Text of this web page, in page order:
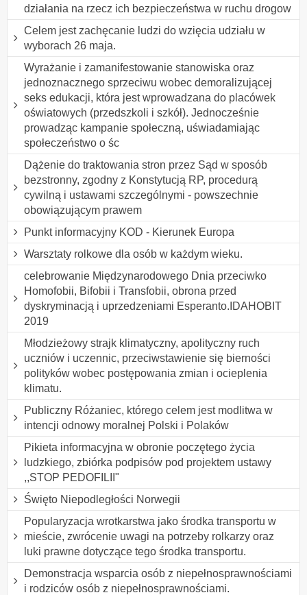
działania na rzecz ich bezpieczeństwa w ruchu drogow
Celem jest zachęcanie ludzi do wzięcia udziału w
wyborach 26 maja.
Wyrażanie i zamanifestowanie stanowiska oraz
jednoznacznego sprzeciwu wobec demoralizującej
seks edukacji, która jest wprowadzana do placówek
oświatowych (przedszkoli i szkół). Jednocześnie
prowadząc kampanie społeczną, uświadamiając
społeczeństwo o śc
Dążenie do traktowania stron przez Sąd w sposób
bezstronny, zgodny z Konstytucją RP, procedurą
cywilną i ustawami szczególnymi - powszechnie
obowiązującym prawem
Punkt informacyjny KOD - Kierunek Europa
Warsztaty rolkowe dla osób w każdym wieku.
celebrowanie Międzynarodowego Dnia przeciwko
Homofobii, Bifobii i Transfobii, obrona przed
dyskryminacją i uprzedzeniami Esperanto.IDAHOBIT
2019
Młodzieżowy strajk klimatyczny, apolityczny ruch
uczniów i uczennic, przeciwstawienie się bierności
polityków wobec postępowania zmian i ocieplenia
klimatu.
Publiczny Różaniec, którego celem jest modlitwa w
intencji odnowy moralnej Polski i Polaków
Pikieta informacyjna w obronie poczętego życia
ludzkiego, zbiórka podpisów pod projektem ustawy
,,STOP PEDOFILII"
Święto Niepodległości Norwegii
Popularyzacja wrotkarstwa jako środka transportu w
mieście, zwrócenie uwagi na potrzeby rolkarzy oraz
luki prawne dotyczące tego środka transportu.
Demonstracja wsparcia osób z niepełnosprawnościami
i rodziców osób z niepełnosprawnościami.